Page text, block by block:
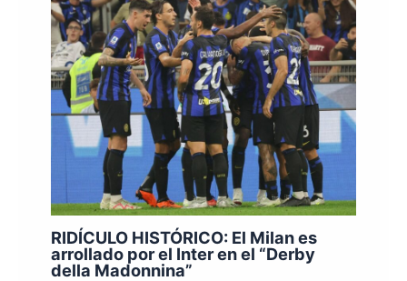
RIDÍCULO HISTÓRICO: El Milan es
arrollado por el Inter en el “Derby
della Madonnina”